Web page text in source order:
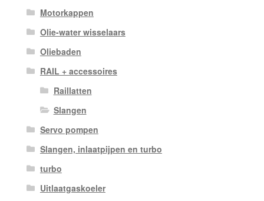
Motorkappen
Olie-water wisselaars
Oliebaden
RAIL + accessoires
Raillatten
Slangen
Servo pompen
Slangen, inlaatpijpen en turbo
turbo
Uitlaatgaskoeler